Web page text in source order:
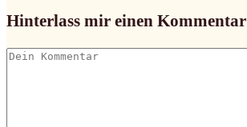
Hinterlass mir einen Kommentar